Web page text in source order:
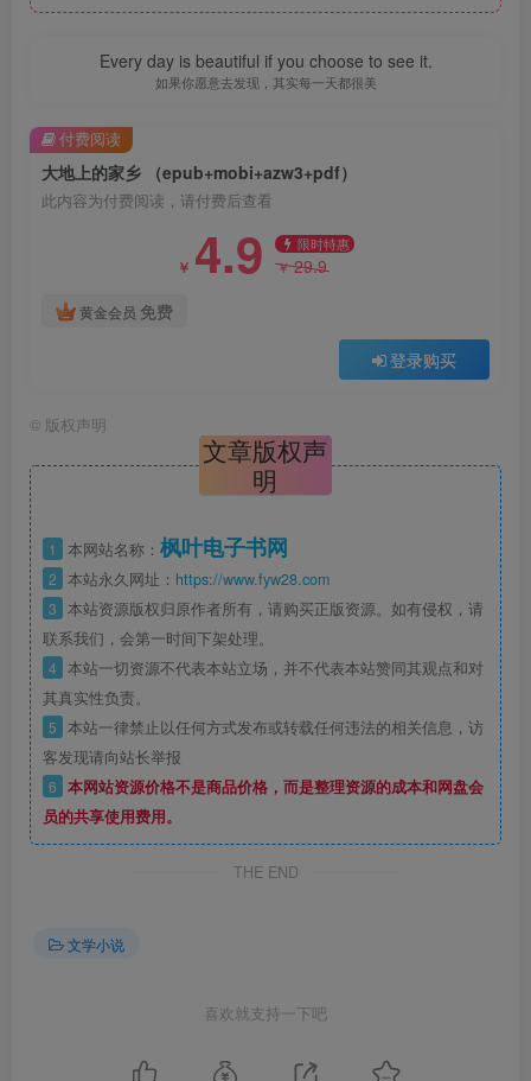
Every day is beautiful if you choose to see it.
如果你愿意去发现，其实每一天都很美
大地上的家乡 （epub+mobi+azw3+pdf）
此内容为付费阅读，请付费后查看
￥ 4.9 限时特惠
￥29.9
黄金会员 免费
登录购买
付费阅读
© 版权声明
文章版权声
明
1 本网站名称： 枫叶电子书网
2 本站永久网址： https://www.fyw28.com
3 本站资源版权归原作者所有，请购买正版资源。如有侵权，请
联系我们，会第一时间下架处理。
4 本站一切资源不代表本站立场，并不代表本站赞同其观点和对
其真实性负责。
5 本站一律禁止以任何方式发布或转载任何违法的相关信息，访
客发现请向站长举报
6 本网站资源价格不是商品价格，而是整理资源的成本和网盘会
员的共享使用费用。
THE END
文学小说
喜欢就支持一下吧